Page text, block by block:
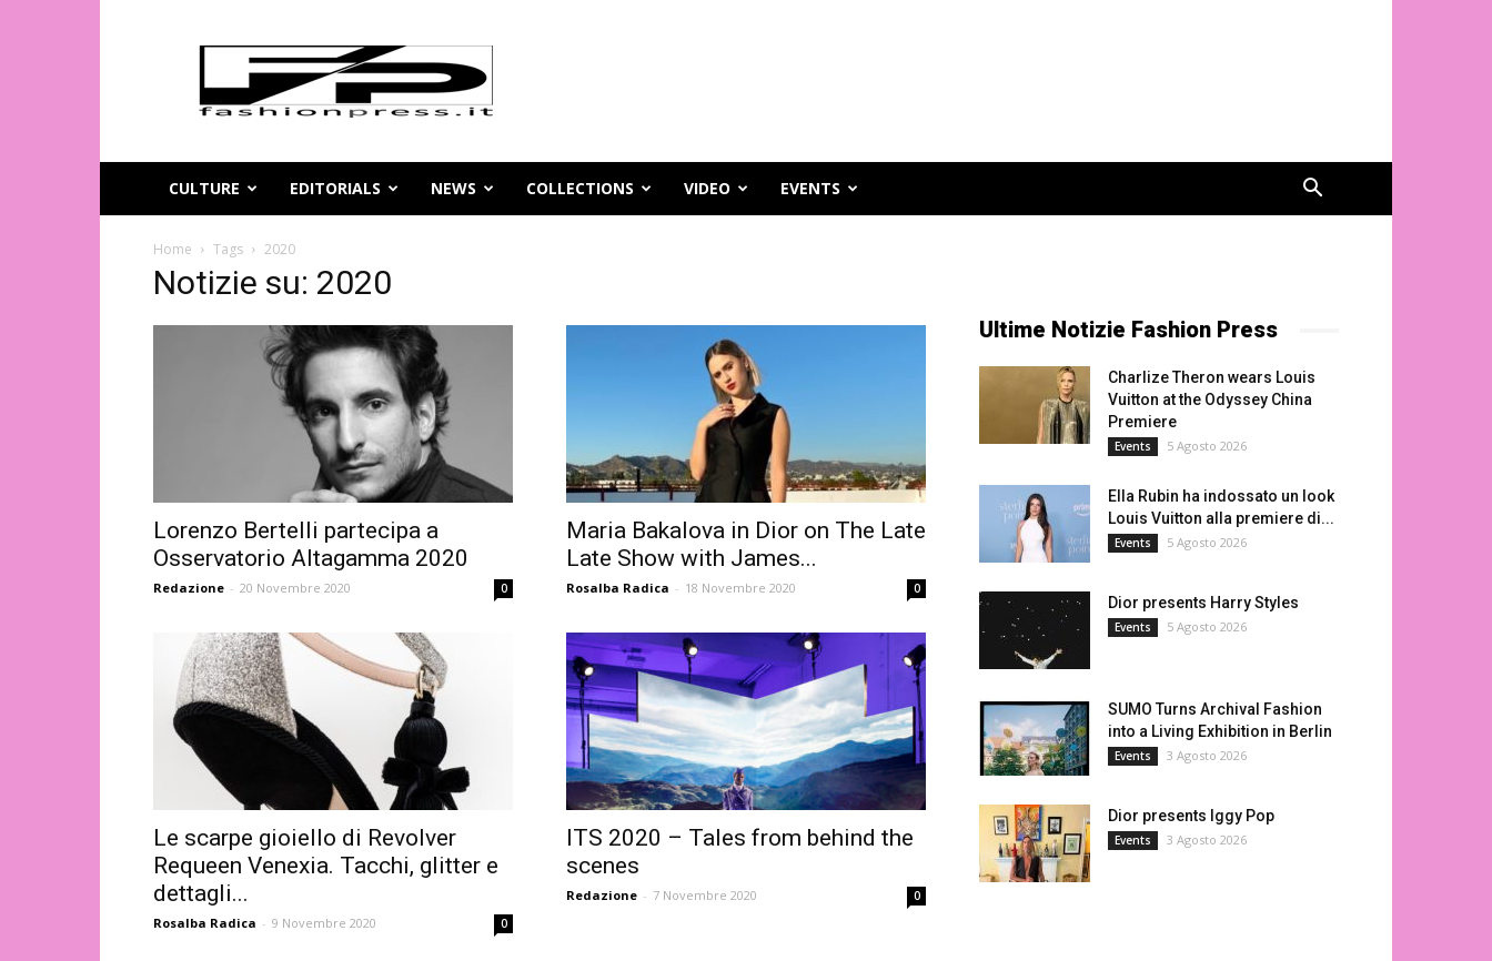
Magazine
moda
online
FashionPress.it
CULTURE
EDITORIALS NEWS COLLECTIONS VIDEO EVENTS
Home Tags 2020
Notizie su: 2020
Lorenzo Bertelli partecipa a
Osservatorio Altagamma 2020
Redazione - 20 Novembre 2020 0
Maria Bakalova in Dior on The Late
Late Show with James...
Rosalba Radica - 18 Novembre 2020 0
Le scarpe gioiello di Revolver
Requeen Venexia. Tacchi, glitter e
dettagli...
Rosalba Radica - 9 Novembre 2020 0
ITS 2020 – Tales from behind the
scenes
Redazione - 7 Novembre 2020 0
Ultime Notizie Fashion Press
Charlize Theron wears Louis
Vuitton at the Odyssey China
Premiere
Events 5 Agosto 2026
Ella Rubin ha indossato un look
Louis Vuitton alla premiere di...
Events 5 Agosto 2026
Dior presents Harry Styles
Events 5 Agosto 2026
SUMO Turns Archival Fashion
into a Living Exhibition in Berlin
Events 3 Agosto 2026
Dior presents Iggy Pop
Events 3 Agosto 2026